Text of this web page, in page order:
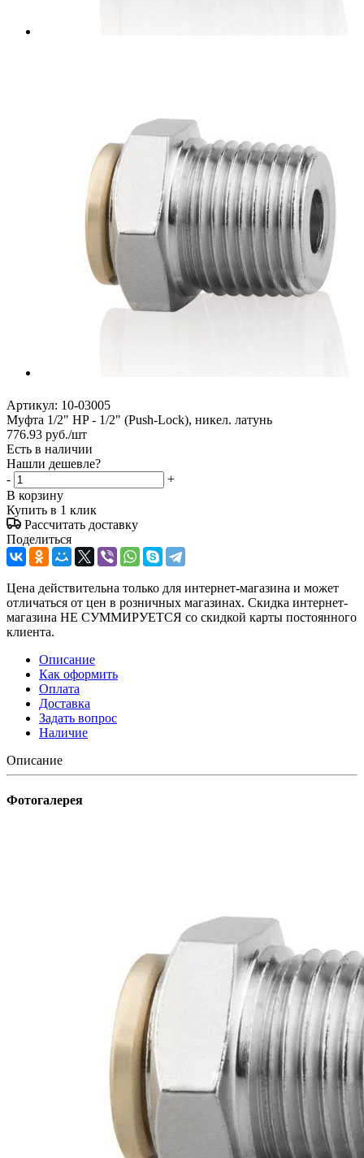
Артикул: 10-03005
Муфта 1/2" HP - 1/2" (Push-Lock), никел. латунь
776.93 руб./шт
Есть в наличии
Нашли дешевле?
-
+
В корзину
Купить в 1 клик
Рассчитать доставку
Поделиться
Цена действительна только для интернет-магазина и может
отличаться от цен в розничных магазинах. Скидка интернет-
магазина НЕ СУММИРУЕТСЯ со скидкой карты постоянного
клиента.
Описание
Как оформить
Оплата
Доставка
Задать вопрос
Наличие
Описание
Фотогалерея